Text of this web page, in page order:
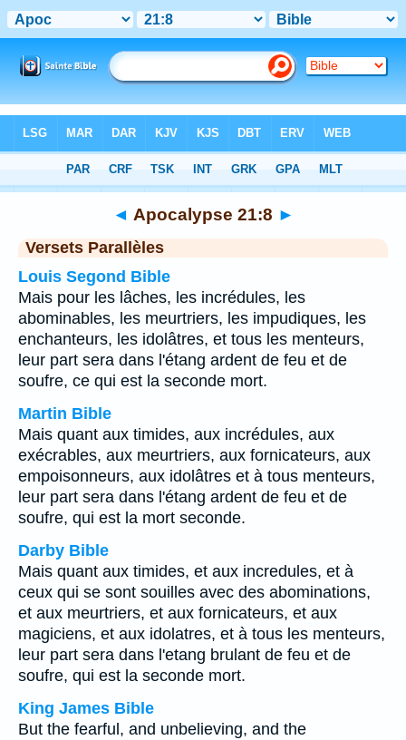
Chapitre 21 > Verset 8
◄ Apocalypse 21:8 ►
Versets Parallèles
Louis Segond Bible
Mais pour les lâches, les incrédules, les
abominables, les meurtriers, les impudiques, les
enchanteurs, les idolâtres, et tous les menteurs,
leur part sera dans l'étang ardent de feu et de
soufre, ce qui est la seconde mort.
Martin Bible
Mais quant aux timides, aux incrédules, aux
exécrables, aux meurtriers, aux fornicateurs, aux
empoisonneurs, aux idolâtres et à tous menteurs,
leur part sera dans l'étang ardent de feu et de
soufre, qui est la mort seconde.
Darby Bible
Mais quant aux timides, et aux incredules, et à
ceux qui se sont souilles avec des abominations,
et aux meurtriers, et aux fornicateurs, et aux
magiciens, et aux idolatres, et à tous les menteurs,
leur part sera dans l'etang brulant de feu et de
soufre, qui est la seconde mort.
King James Bible
But the fearful, and unbelieving, and the